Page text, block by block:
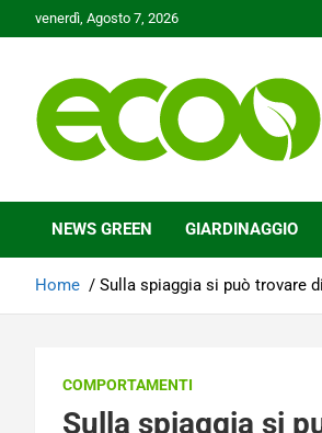
to
venerdì, Agosto 7, 2026
Ecoo.it
NEWS GREEN GIARDINAGGIO
Home Sulla spiaggia si può trovare
COMPORTAMENTI
Sulla spiaggia si